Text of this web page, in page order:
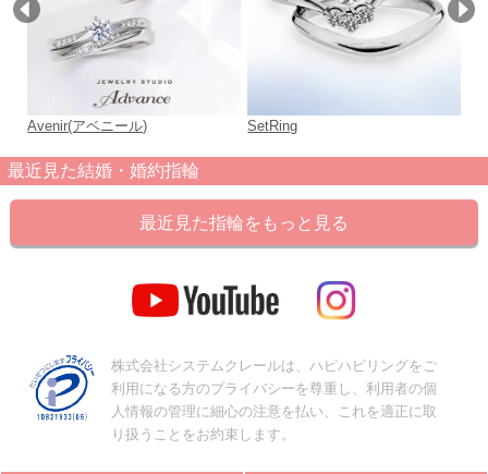
Avenir(アベニール) SetRing
最近見た結婚・婚約指輪
最近見た指輪をもっと見る
株式会社システムクレールは、ハピハピリングをご
利用になる方のプライバシーを尊重し、利用者の個
人情報の管理に細心の注意を払い、これを適正に取
り扱うことをお約束します。